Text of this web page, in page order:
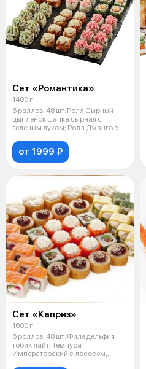
Сет «Романтика»
1400 г
6 роллов, 48 шт. Ролл Сырный
цыпленок шапка сырная с
зеленым луком; Ролл Джанго с
от 1999 ₽
Сет «Каприз»
1600 г
6 роллов, 48 шт. Филадельфия
тобик лайт, Темпура
Императорский с лососем,